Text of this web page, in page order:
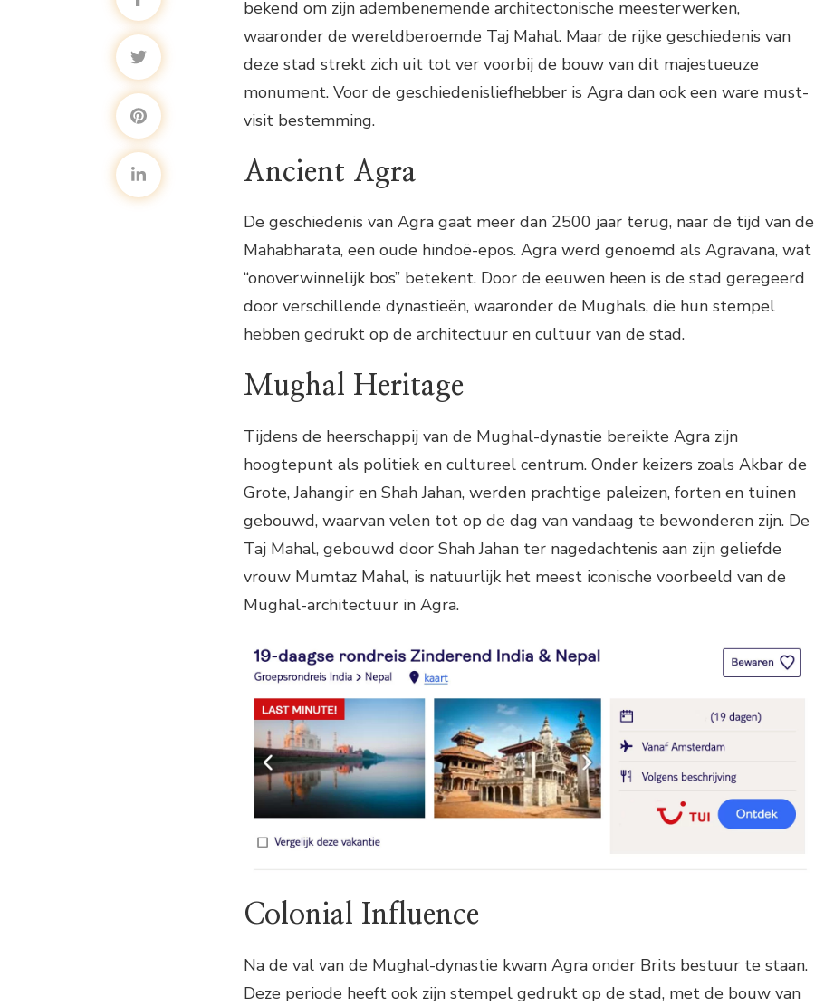
bekend om zijn adembenemende architectonische meesterwerken,
waaronder de wereldberoemde Taj Mahal. Maar de rijke geschiedenis van
deze stad strekt zich uit tot ver voorbij de bouw van dit majestueuze
monument. Voor de geschiedenisliefhebber is Agra dan ook een ware must-
visit bestemming.
Ancient Agra
De geschiedenis van Agra gaat meer dan 2500 jaar terug, naar de tijd van de
Mahabharata, een oude hindoë-epos. Agra werd genoemd als Agravana, wat
“onoverwinnelijk bos” betekent. Door de eeuwen heen is de stad geregeerd
door verschillende dynastieën, waaronder de Mughals, die hun stempel
hebben gedrukt op de architectuur en cultuur van de stad.
Mughal Heritage
Tijdens de heerschappij van de Mughal-dynastie bereikte Agra zijn
hoogtepunt als politiek en cultureel centrum. Onder keizers zoals Akbar de
Grote, Jahangir en Shah Jahan, werden prachtige paleizen, forten en tuinen
gebouwd, waarvan velen tot op de dag van vandaag te bewonderen zijn. De
Taj Mahal, gebouwd door Shah Jahan ter nagedachtenis aan zijn geliefde
vrouw Mumtaz Mahal, is natuurlijk het meest iconische voorbeeld van de
Mughal-architectuur in Agra.
Colonial Influence
Na de val van de Mughal-dynastie kwam Agra onder Brits bestuur te staan.
Deze periode heeft ook zijn stempel gedrukt op de stad, met de bouw van